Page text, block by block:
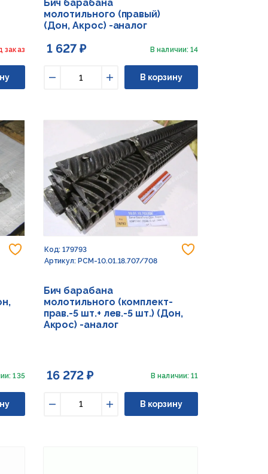
заказ
Бич барабана
молотильного (правый)
(Дон, Акрос) -аналог
1 627 ₽ В наличии: 14
Увеличить
В корзину
Добавить в избранное
135
Код: 179793
Артикул: РСМ-10.01.18.707/708
Бич барабана
молотильного (комплект-
прав.-5 шт.+ лев.-5 шт.) (Дон,
Акрос) -аналог
16 272 ₽ В наличии: 11
Увеличить
В корзину